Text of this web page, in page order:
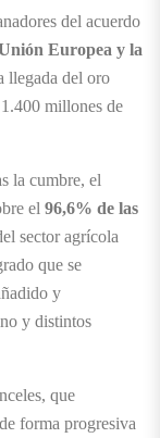
del acuerdo
Europea y la
llegada del oro
millones de
la cumbre, el
el 96,6% de las
sector agrícola
que se
y
y distintos
que
forma progresiva